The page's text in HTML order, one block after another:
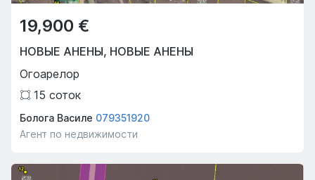
19,900 €
НОВЫЕ АНЕНЫ, НОВЫЕ АНЕНЫ
Огоарелор
15 соток
Болога Василе 079351920
Агент по недвижимости